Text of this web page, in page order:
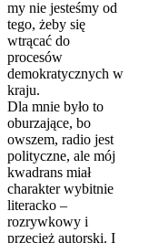
my nie jesteśmy od
tego, żeby się
wtrącać do
procesów
demokratycznych w
kraju.
Dla mnie było to
oburzające, bo
owszem, radio jest
polityczne, ale mój
kwadrans miał
charakter wybitnie
literacko –
rozrywkowy i
przecież autorski. I